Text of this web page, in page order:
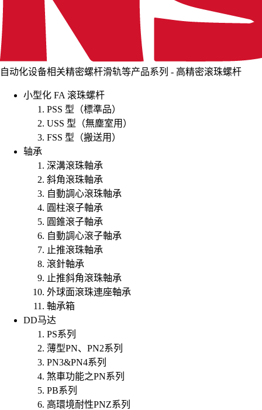
自动化设备相关精密螺杆滑轨等产品系列 - 高精密滚珠螺杆
小型化 FA 滚珠螺杆
PSS 型（標準品）
USS 型（無塵室用）
FSS 型（搬送用）
轴承
深溝滾珠軸承
斜角滾珠軸承
自動調心滾珠軸承
圓柱滾子軸承
圓錐滾子軸承
自動調心滾子軸承
止推滾珠軸承
滾針軸承
止推斜角滾珠軸承
外球面滾珠連座軸承
軸承箱
DD马达
PS系列
薄型PN、PN2系列
PN3&PN4系列
煞車功能之PN系列
PB系列
高環境耐性PNZ系列